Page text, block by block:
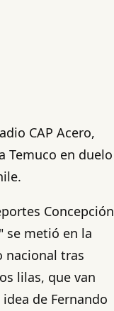
CAP Acero,
Temuco en duelo
Concepción
se metió en la
nacional tras
lilas, que van
de Fernando